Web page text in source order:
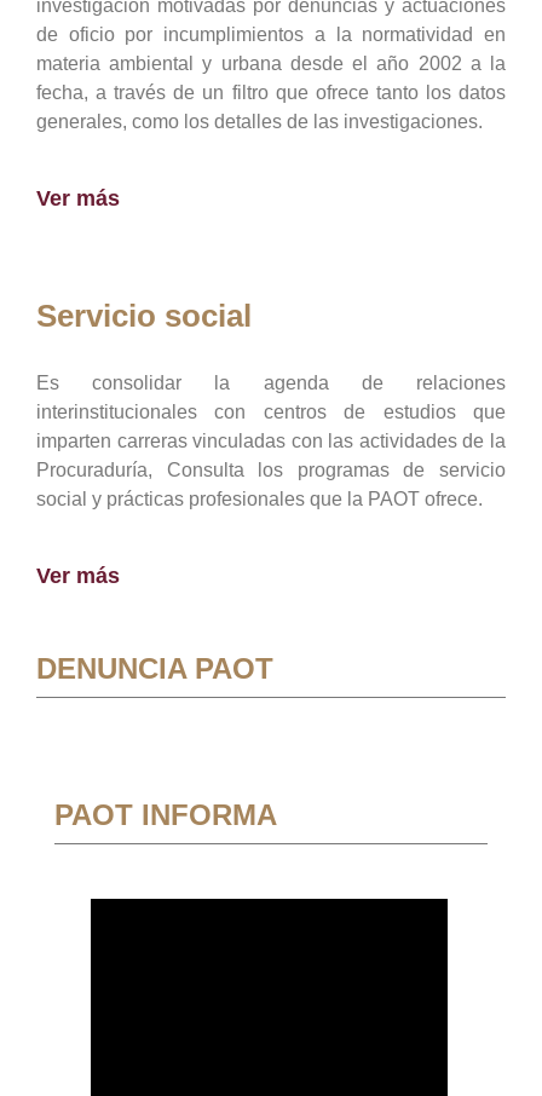
investigación motivadas por denuncias y actuaciones
de oficio por incumplimientos a la normatividad en
materia ambiental y urbana desde el año 2002 a la
fecha, a través de un filtro que ofrece tanto los datos
generales, como los detalles de las investigaciones.
Ver más
Servicio social
Es consolidar la agenda de relaciones
interinstitucionales con centros de estudios que
imparten carreras vinculadas con las actividades de la
Procuraduría, Consulta los programas de servicio
social y prácticas profesionales que la PAOT ofrece.
Ver más
DENUNCIA PAOT
PAOT INFORMA